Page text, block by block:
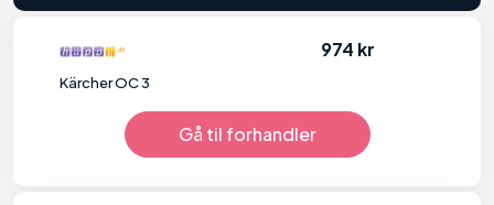
Kärcher OC 3
974 kr
Gå til forhandler